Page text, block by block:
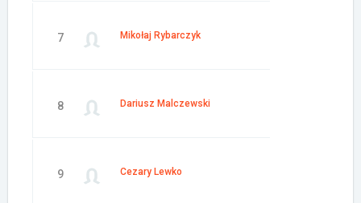
7 Mikołaj Rybarczyk
8 Dariusz Malczewski
9 Cezary Lewko